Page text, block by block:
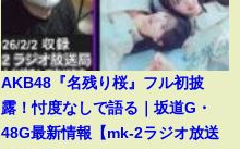
AKB48『名残り桜』フル初披
露！忖度なしで語る｜坂道G・
48G最新情報【mk-2ラジオ放送